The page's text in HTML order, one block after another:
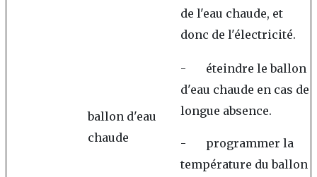
de l'eau chaude, et
donc de l'électricité.
ballon d'eau
chaude
- éteindre le ballon
d'eau chaude en cas de
longue absence.
- programmer la
température du ballon